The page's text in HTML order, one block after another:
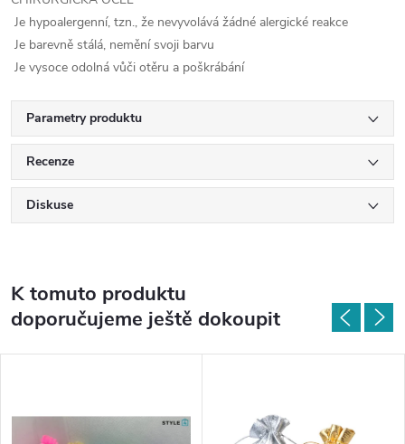
Je hypoalergenní, tzn., že nevyvolává žádné alergické reakce
Je barevně stálá, nemění svoji barvu
Je vysoce odolná vůči otěru a poškrábání
Parametry produktu
Recenze
Diskuse
K tomuto produktu
doporučujeme ještě dokoupit